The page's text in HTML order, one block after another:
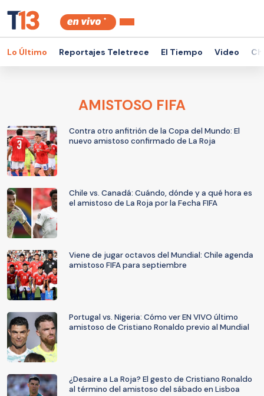
Lo Último Reportajes Teletrece El Tiempo Video
AMISTOSO FIFA
Contra otro anfitrión de la Copa del Mundo: El
nuevo amistoso confirmado de La Roja
Chile vs. Canadá: Cuándo, dónde y a qué hora es
el amistoso de La Roja por la Fecha FIFA
Viene de jugar octavos del Mundial: Chile agenda
amistoso FIFA para septiembre
Portugal vs. Nigeria: Cómo ver EN VIVO último
amistoso de Cristiano Ronaldo previo al Mundial
¿Desaire a La Roja? El gesto de Cristiano Ronaldo
al término del amistoso del sábado en Lisboa